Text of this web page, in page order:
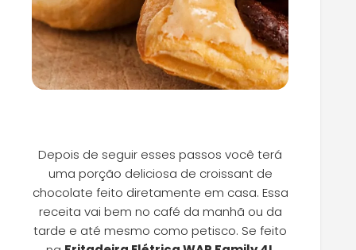
Depois de seguir esses passos você terá
uma porção deliciosa de croissant de
chocolate feito diretamente em casa. Essa
receita vai bem no café da manhã ou da
tarde e até mesmo como petisco. Se feito